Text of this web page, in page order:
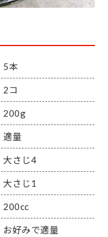
5本
2コ
200g
適量
大さじ4
大さじ1
200cc
お好みで適量